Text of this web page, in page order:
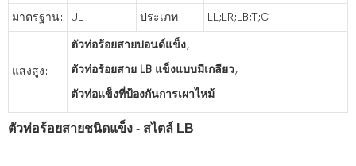
มาตรฐาน: UL ประเภท: LL;LR;LB;T;C
แสงสูง:
ตัวท่อร้อยสายปอนด์แข็ง,
ตัวท่อร้อยสาย LB แข็งแบบมีเกลียว,
ตัวท่อแข็งที่ป้องกันการเผาไหม้
ตัวท่อร้อยสายชนิดแข็ง - สไตล์ LB